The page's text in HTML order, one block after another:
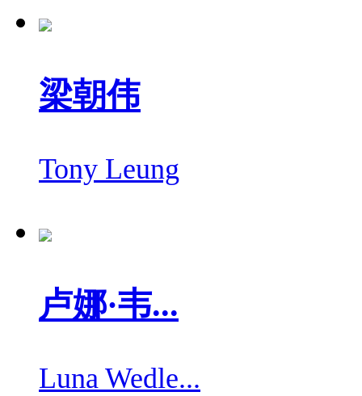
梁朝伟
Tony Leung
卢娜·韦...
Luna Wedle...